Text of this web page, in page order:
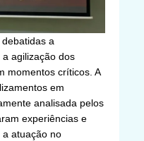
a
agilização dos
momentos críticos. A
em
analisada pelos
experiências e
atuação no